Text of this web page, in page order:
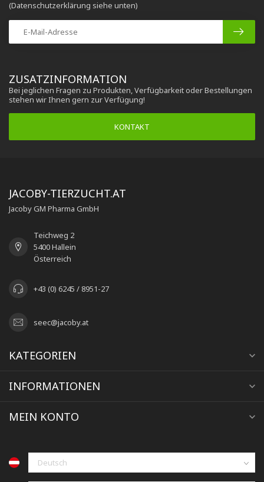
ZUSATZINFORMATION
Bei jeglichen Fragen zu Produkten, Verfügbarkeit oder Bestellungen
stehen wir Ihnen gern zur Verfügung!
KONTAKT
(Datenschutzerklärung siehe unten)
JACOBY-TIERZUCHT.AT
Jacoby GM Pharma GmbH
Teichweg 2
5400 Hallein
Österreich
+43 (0) 6245 / 8951-27
seec@jacoby.at
KATEGORIEN
INFORMATIONEN
MEIN KONTO